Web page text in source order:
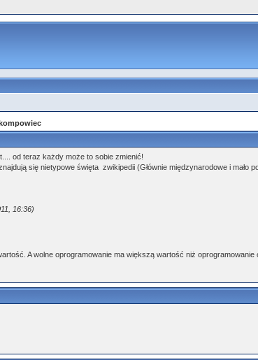
od teraz każdy może to sobie zmienić!
się nietypowe święta zwikipedii (Głównie międzynarodowe i
16:36)
A wolne oprogramowanie ma większą wartość niż oprogramowanie